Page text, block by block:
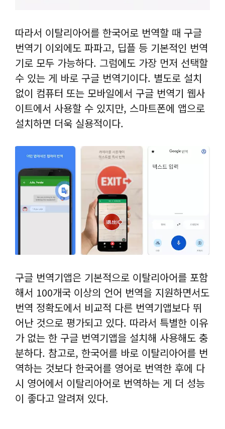
따라서 이탈리아어를 한국어로 번역할 때 구글
번역기 이외에도 파파고, 딥플 등 기본적인 번역
기로 모두 가능하다. 그럼에도 가장 먼저 선택할
수 있는 게 바로 구글 번역기이다. 별도로 설치
없이 컴퓨터 또는 모바일에서 구글 번역기 웹사
이트에서 사용할 수 있지만, 스마트폰에 앱으로
설치하면 더욱 실용적이다.
구글 번역기앱은 기본적으로 이탈리아어를 포함
해서 100개국 이상의 언어 번역을 지원하면서도
번역 정확도에서 비교적 다른 번역기앱보다 뛰
어난 것으로 평가되고 있다. 따라서 특별한 이유
가 없는 한 구글 번역기앱을 설치해 사용해도 충
분하다. 참고로, 한국어를 바로 이탈리아어를 번
역하는 것보다 한국어를 영어로 번역한 후에 다
시 영어에서 이탈리아어로 번역하는 게 더 성능
이 좋다고 알려져 있다.